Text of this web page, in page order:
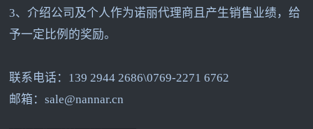
3、介绍公司及个人作为诺丽代理商且产生销售业绩，给
予一定比例的奖励。
联系电话：139 2944 2686\0769-2271 6762
邮箱：sale@nannar.cn